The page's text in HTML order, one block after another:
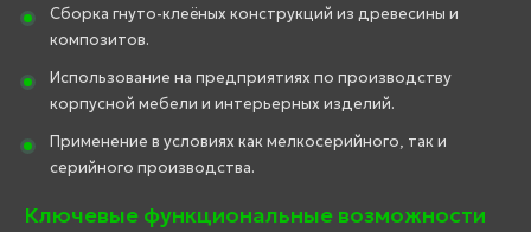
Сборка гнуто-клеёных конструкций из древесины и
композитов.
Использование на предприятиях по производству
корпусной мебели и интерьерных изделий.
Применение в условиях как мелкосерийного, так и
серийного производства.
Ключевые функциональные возможности